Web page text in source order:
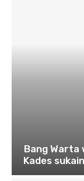
Bang Warta
Kades